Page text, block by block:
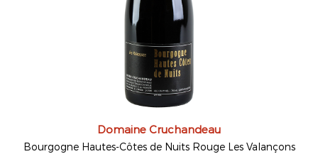
Domaine Cruchandeau
Bourgogne Hautes-Côtes de Nuits Rouge Les Valançons